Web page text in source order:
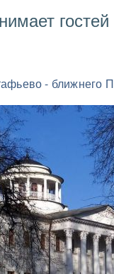
гостей
- ближнего